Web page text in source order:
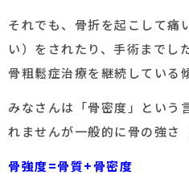
それでも、骨折を起こして痛
い）をされたり、手術までし
骨粗鬆症治療を継続している
みなさんは「骨密度」という
れませんが一般的に骨の強さ
骨強度=骨質+骨密度